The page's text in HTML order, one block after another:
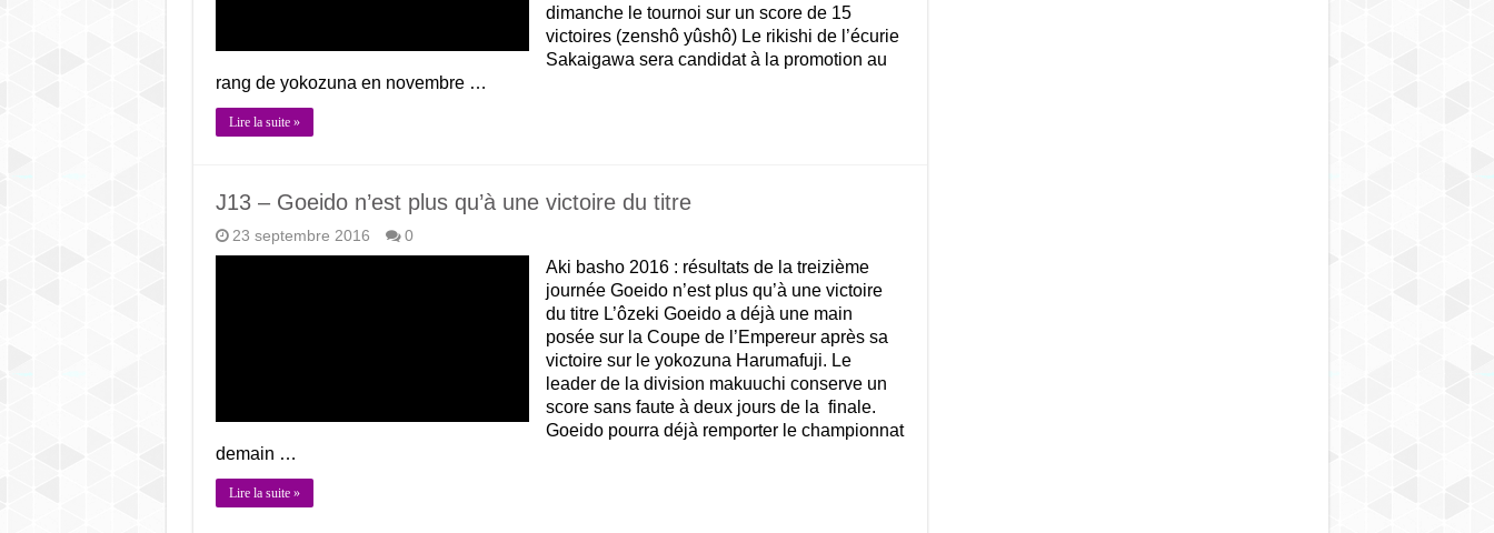
dimanche le tournoi sur un score de 15
victoires (zenshô yûshô) Le rikishi de l’écurie
Sakaigawa sera candidat à la promotion au
rang de yokozuna en novembre …
Lire la suite »
J13 – Goeido n’est plus qu’à une victoire du titre
23 septembre 2016 0
Aki basho 2016 : résultats de la treizième
journée Goeido n’est plus qu’à une victoire
du titre L’ôzeki Goeido a déjà une main
posée sur la Coupe de l’Empereur après sa
victoire sur le yokozuna Harumafuji. Le
leader de la division makuuchi conserve un
score sans faute à deux jours de la finale.
Goeido pourra déjà remporter le championnat
demain …
Lire la suite »